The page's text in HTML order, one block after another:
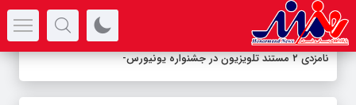
نامزدی ۲ مستند تلویزیون در جشنواره یونیورسال نی _